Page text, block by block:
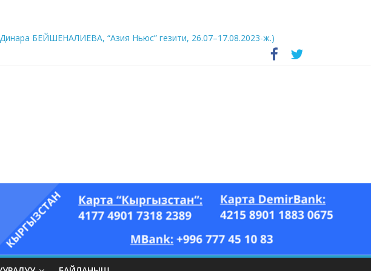
(Динара БЕЙШЕНАЛИЕВА, “Азия Ньюс” гезити, 26.07–17.08.2023-ж.)